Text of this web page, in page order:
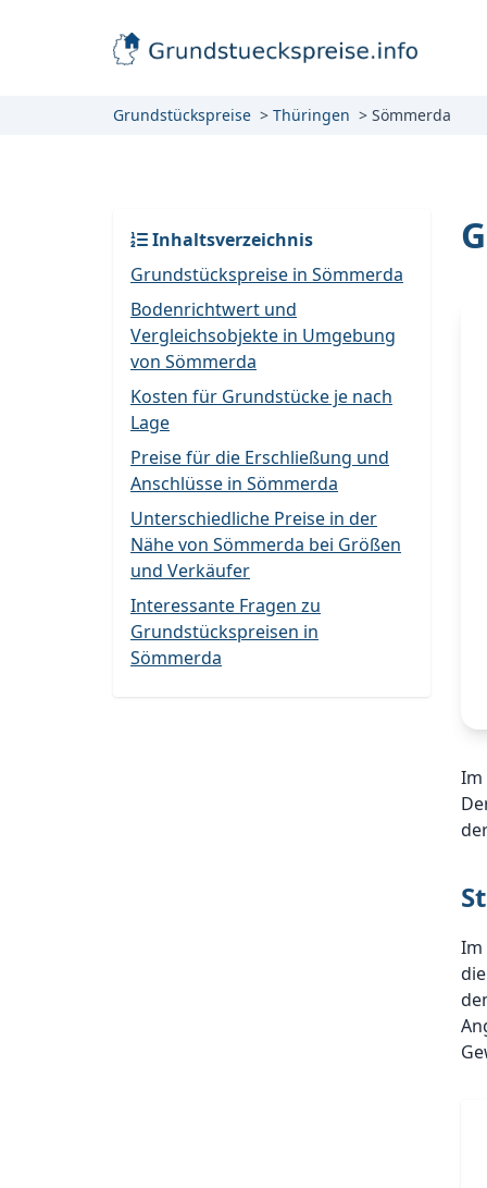
Grundstückspreise Thüringen Sömmerda
Inhaltsverzeichnis
Grundstückspreise in Sömmerda
Bodenrichtwert und
Vergleichsobjekte in Umgebung
von Sömmerda
Kosten für Grundstücke je nach
Lage
Preise für die Erschließung und
Anschlüsse in Sömmerda
Unterschiedliche Preise in der
Nähe von Sömmerda bei Größen
und Verkäufer
Interessante Fragen zu
Grundstückspreisen in
Sömmerda
Im
Im